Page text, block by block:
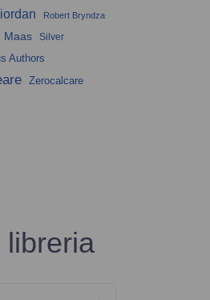
Robert Bryndza
Maas Silver
Authors
Zerocalcare
libreria